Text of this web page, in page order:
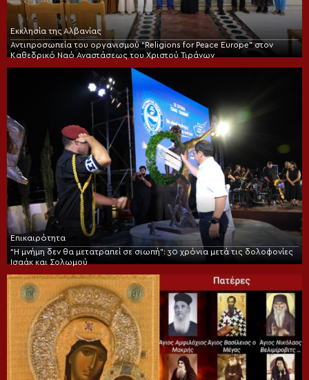
Εκκλησία της Αλβανίας
Αντιπροσωπεία του οργανισμού “Religions for Peace Europe” στον
Καθεδρικό Ναό Αναστάσεως του Χριστού Τιράνων
Επικαιρότητα
“Η μνήμη δεν θα μετατραπεί σε σιωπή”: 30 χρόνια μετά τις δολοφονίες
Ισαάκ και Σολωμού